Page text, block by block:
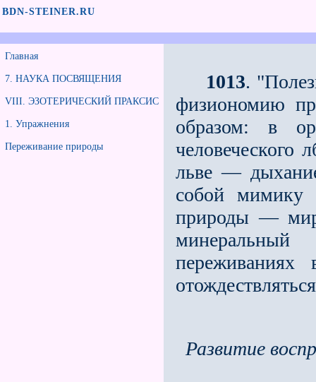
BDN-STEINER.RU
Главная
7. НАУКА ПОСВЯЩЕНИЯ
VIII. ЭЗОТЕРИЧЕСКИЙ ПРАКСИС
1. Упражнения
Переживание природы
1013.
физиономию
образом: в
человеческого
льве —
собой мимику
природы — мир
переживаниях
Развитие